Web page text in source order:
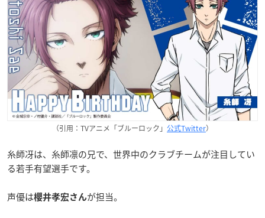
（引用：TVアニメ「ブルーロック」 公式Twitter）
糸師冴は、糸師凛の兄で、世界中のクラブチームが注目してい
る若手有望選手です。
声優は櫻井孝宏さんが担当。